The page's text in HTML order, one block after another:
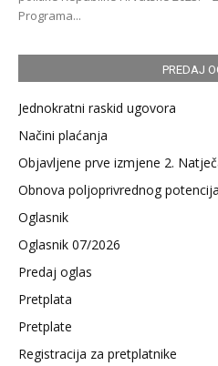
Programa...
PREDAJ
Jednokratni raskid ugovora
Načini plaćanja
Objavljene prve izmjene 2.
Obnova poljoprivrednog
Oglasnik
Oglasnik 07/2026
Predaj oglas
Pretplata
Pretplate
Registracija za pretplatnike